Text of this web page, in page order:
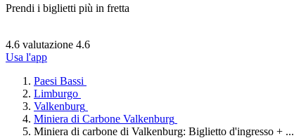
Prendi i biglietti più in fretta
4.6 valutazione 4.6
Usa l'app
Paesi Bassi
Limburgo
Valkenburg
Miniera di Carbone Valkenburg
Miniera di carbone di Valkenburg: Biglietto d'ingresso + ...